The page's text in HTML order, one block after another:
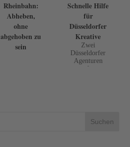
Rheinbahn:
Abheben,
ohne
abgehoben zu
sein
Schnelle Hilfe
für
Düsseldorfer
Kreative
Zwei
Düsseldorfer
Agenturen
rufen
https://digital-
Suchen